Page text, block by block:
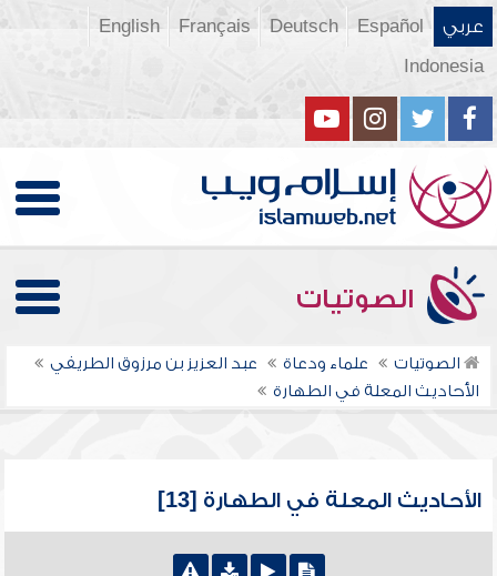
عربي Español
Deutsch
Français
English
Indonesia
الصوتيات
الصوتيات علماء ودعاة
عبد العزيز بن مرزوق الطريفي
الأحاديث المعلة في الطهارة
الأحاديث المعلة في الطهارة [13]